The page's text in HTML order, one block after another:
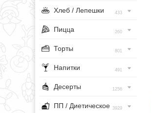
Хлеб / Лепешки 433
Пицца 260
Торты 801
Напитки 491
Десерты 1256
ПП / Диетическое 3929